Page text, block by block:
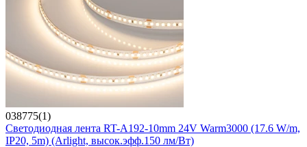
038775(1)
Светодиодная лента RT-A192-10mm 24V Warm3000 (17.6 W/m,
IP20, 5m) (Arlight, высок.эфф.150 лм/Вт)